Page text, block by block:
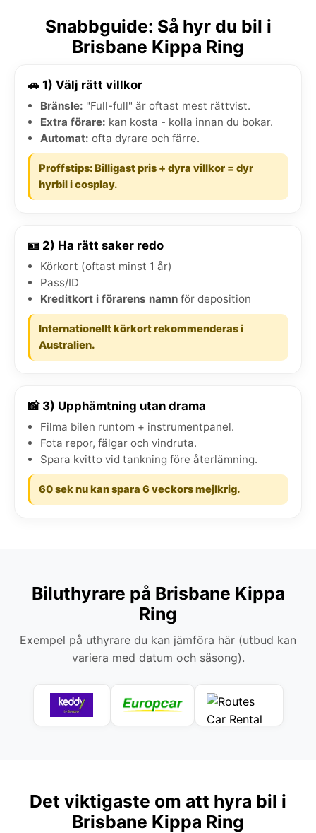
Snabbguide: Så hyr du bil i
Brisbane Kippa Ring
🚗 1) Välj rätt villkor
Bränsle: "Full-full" är oftast mest rättvist.
Extra förare: kan kosta - kolla innan du bokar.
Automat: ofta dyrare och färre.
Proffstips: Billigast pris + dyra villkor = dyr
hyrbil i cosplay.
🪪 2) Ha rätt saker redo
Körkort (oftast minst 1 år)
Pass/ID
Kreditkort i förarens namn för deposition
Internationellt körkort rekommenderas i
Australien.
📸 3) Upphämtning utan drama
Filma bilen runtom + instrumentpanel.
Fota repor, fälgar och vindruta.
Spara kvitto vid tankning före återlämning.
60 sek nu kan spara 6 veckors mejlkrig.
Biluthyrare på Brisbane Kippa
Ring
Exempel på uthyrare du kan jämföra här (utbud kan
variera med datum och säsong).
Det viktigaste om att hyra bil i
Brisbane Kippa Ring